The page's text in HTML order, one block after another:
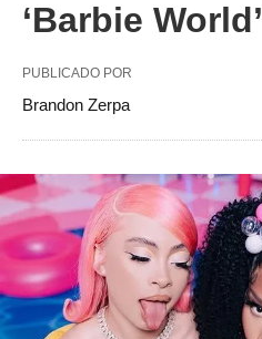
‘Barbie World’
PUBLICADO POR
Brandon Zerpa